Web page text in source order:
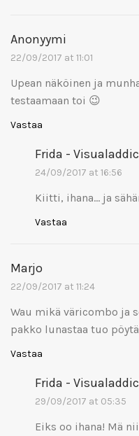
Anonyymi
22/09/2017 at 11:01
Upean näköinen ja
testaamaan toi 😉
Vastaa
Frida -
24/09/2017 at 16:56
Kiitti, ihana… ja
Vastaa
Marjo
22/09/2017 at 11:24
Wau mikä väricombo ja
pakko lunastaa tuo
Vastaa
Frida -
29/09/2017 at 05:35
Eiks oo ihana! Mä